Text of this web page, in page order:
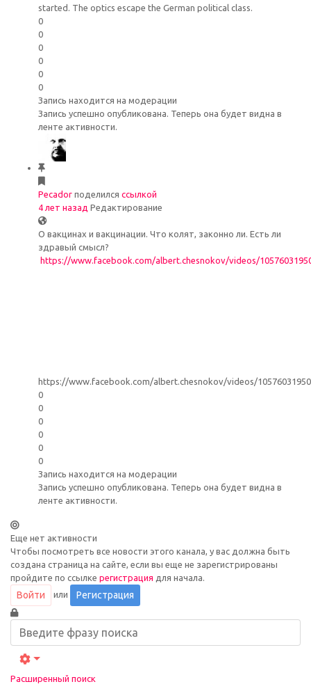
started. The optics escape the German political class.
0
0
0
0
0
0
Запись находится на модерации
Запись успешно опубликована. Теперь она будет видна в
ленте активности.
Pecador поделился ссылкой
4 лет назад Редактирование
О вакцинах и вакцинации. Что колят, законно ли. Есть ли
здравый смысл?
https://www.facebook.com/albert.chesnokov/videos/
https://www.facebook.com/albert.chesnokov/videos/
0
0
0
0
0
0
Запись находится на модерации
Запись успешно опубликована. Теперь она будет видна в
ленте активности.
Еще нет активности
Чтобы посмотреть все новости этого канала, у вас должна быть
создана страница на сайте, если вы еще не зарегистрированы
пройдите по ссылке регистрация для начала.
Войти или Регистрация
Расширенный поиск